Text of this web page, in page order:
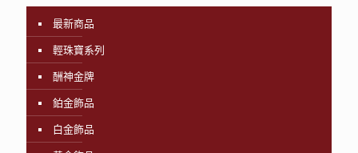
最新商品
輕珠寶系列
酬神金牌
鉑金飾品
白金飾品